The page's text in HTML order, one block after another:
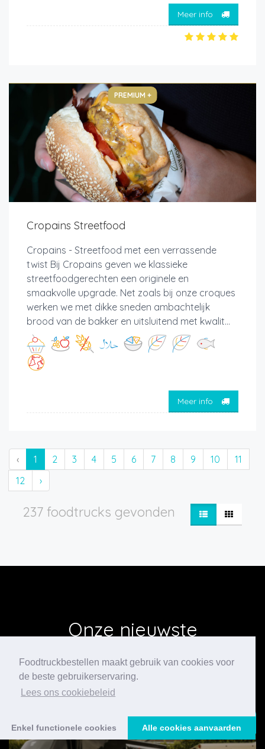
Foodtruckbestellen maakt gebruik van cookies voor
de beste gebruikerservaring.
Lees ons cookiebeleid
Enkel functionele cookies Alle cookies aanvaarden
Meer info
PREMIUM +
Cropains Streetfood
Cropains - Streetfood met een verrassende
twist Bij Cropains geven we klassieke
streetfoodgerechten een originele en
smaakvolle upgrade. Net zoals bij onze croques
werken we met dikke sneden ambachtelijk
brood van de bakker en uitsluitend met kwalit...
Meer info
‹ 1 2 3 4 5 6 7 8 9 10
11
12
›
237 foodtrucks gevonden
Onze nieuwste
24/07/2026